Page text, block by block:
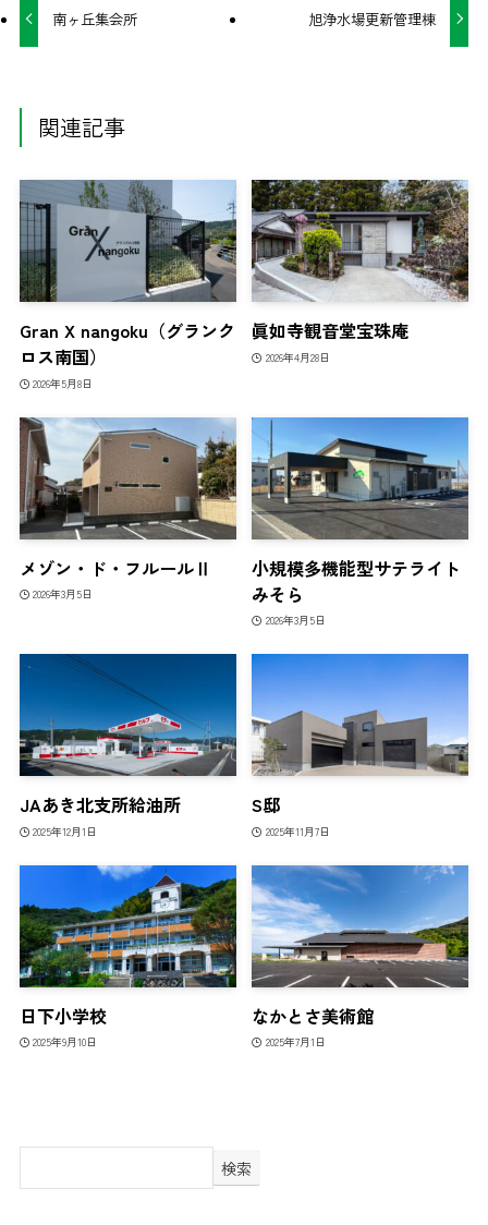
南ヶ丘集会所 旭浄水場更新管理棟
関連記事
Gran X nangoku（グランク
ロス南国）
2026年5月8日
眞如寺観音堂宝珠庵
2026年4月28日
メゾン・ド・フルールⅡ
2026年3月5日
小規模多機能型サテライト
みそら
2026年3月5日
JAあき北支所給油所
2025年12月1日
S邸
2025年11月7日
日下小学校
2025年9月10日
なかとさ美術館
2025年7月1日
検索